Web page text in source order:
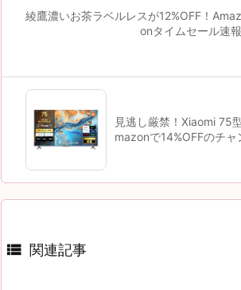
綾鷹濃いお茶ラベルレスが12%OFF！Amaz
onタイムセール速報
見逃し厳禁！Xiaomi 75
mazonで14%OFFのチャ
 関連記事